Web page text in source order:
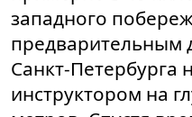
западного
предварительным
Санкт-Петербурга
инструктором на